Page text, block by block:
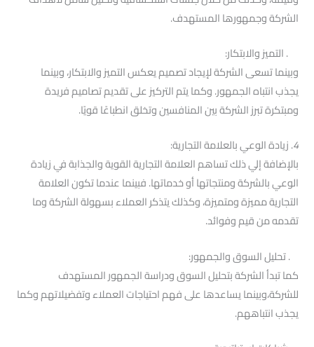
الشركة وجمهورها المستهدف.
. التميز والابتكار:
وبينما تسعى الشركة لإيجاد تصميم يعكس التميز والابتكار، وبينما
يجذب انتباه الجمهور. وكما يتم التركيز على تقديم تصاميم فريدة
ومبتكرة تبرز الشركة بين المنافسين وتخلق انطباعًا قويًا.
4. زيادة الوعي بالعلامة التجارية:
بالإضافة إلي ذلك تساهم العلامة التجارية القوية والجذابة في زيادة
الوعي بالشركة ومنتجاتها أو خدماتها. فبينما عندما تكون العلامة
التجارية مميزة ومتميزة، وكذلك يتذكر العملاء بسهولة الشركة وما
تقدمه من قيم وفوائد.
. تحليل السوق والجمهور:
كما تبدأ الشركة بتحليل السوق ودراسة الجمهور المستهدف
للشركة،وبينما يساعدها على فهم احتياجات العملاء وتفضيلاتهم وكما
يجذب انتباههم.